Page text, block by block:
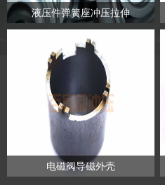
液压件弹簧座冲压拉伸
电磁阀导磁外壳